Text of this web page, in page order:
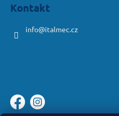
Kontakt
info@italmec.cz